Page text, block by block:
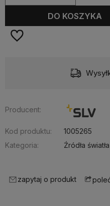
DO KOSZYKA
Producent:
Kod produktu:
1005265
Kategoria:
Źródła światła
zapytaj o produkt